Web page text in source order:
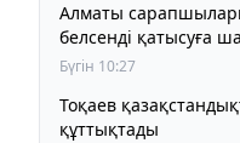
Алматы
белсенді қатысуға
Бүгін 10:27
Тоқаев
құттықтады